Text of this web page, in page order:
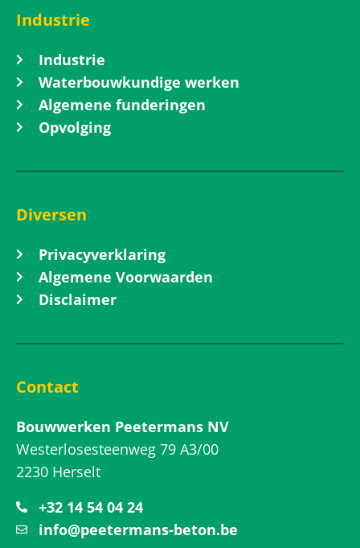
Industrie
Industrie
Waterbouwkundige werken
Algemene funderingen
Opvolging
Diversen
Privacyverklaring
Algemene Voorwaarden
Disclaimer
Contact
Bouwwerken Peetermans NV
Westerlosesteenweg 79 A3/00
2230 Herselt
+32 14 54 04 24
info@peetermans-beton.be